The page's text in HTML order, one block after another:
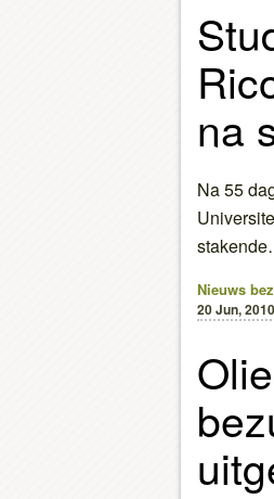
na
Na 55
Nieuws
20 Jun, 2010